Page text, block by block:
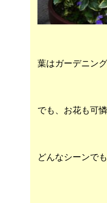
葉はガーデニン
でも、お花も可
どんなシーンで